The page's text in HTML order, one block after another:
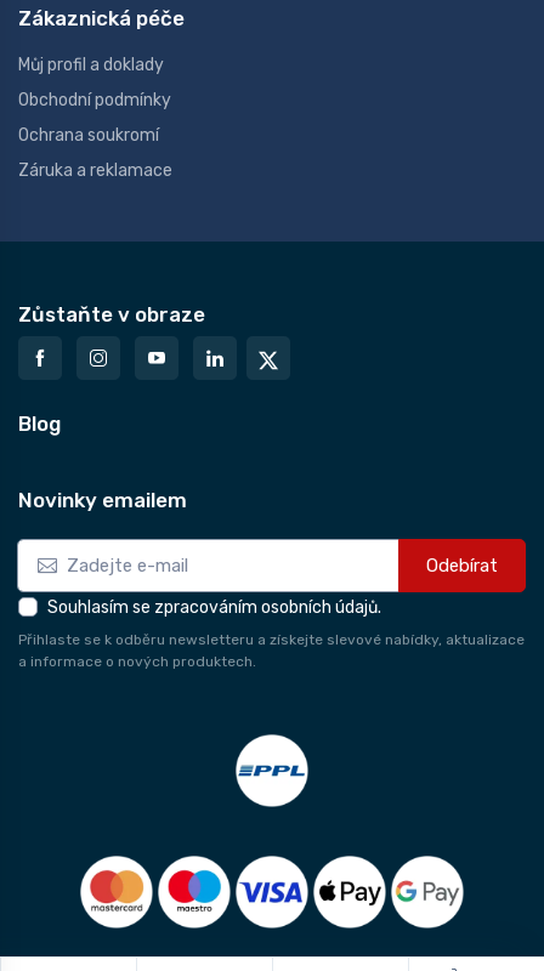
Zákaznická péče
Můj profil a doklady
Obchodní podmínky
Ochrana soukromí
Záruka a reklamace
Zůstaňte v obraze
Blog
Novinky emailem
Odebírat
Souhlasím se zpracováním osobních údajů.
Přihlaste se k odběru newsletteru a získejte slevové nabídky, aktualizace
a informace o nových produktech.